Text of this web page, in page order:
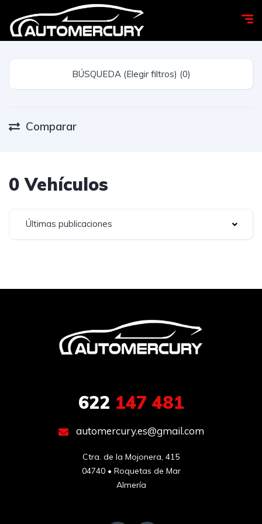
BÚSQUEDA (Elegir filtros) (0)
Comparar
0 Vehículos
Últimas publicaciones
622 147 481
automercury.es@gmail.com
Ctra. de la Mojonera, 415
04740 • Roquetas de Mar
Almería